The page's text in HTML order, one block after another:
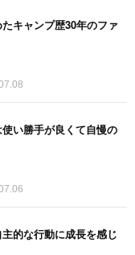
キャンプ歴30年のファ
い勝手が良くて自慢の
的な行動に成長を感じ